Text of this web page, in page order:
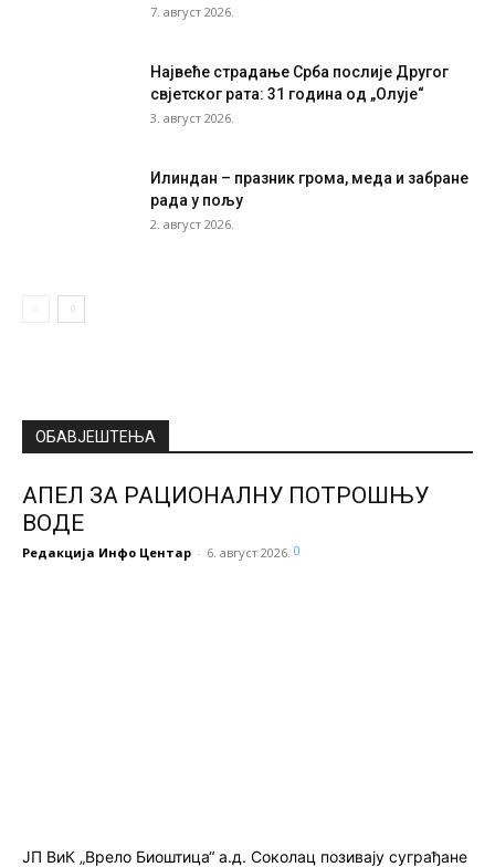
7. август 2026.
Највеће страдање Срба послије Другог
свјетског рата: 31 година од „Олује“
3. август 2026.
Илиндан – празник грома, меда и забране
рада у пољу
2. август 2026.
ОБАВЈЕШТЕЊА
АПЕЛ ЗА РАЦИОНАЛНУ ПОТРОШЊУ
ВОДЕ
Редакција Инфо Центар - 6. август 2026. 0
ЈП ВиК „Врело Биоштица“ а.д. Соколац позивају суграђане